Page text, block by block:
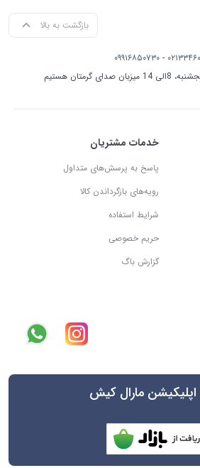
بازگشت به بالا
- ۰۹۹۱۶۸۵۰۷۳۰
خدمات مشتریان
پاسخ به پرسش‌های متداول
رویه‌های بازگرداندن کالا
شرایط استفاده
حریم خصوصی
گزارش باگ
اپلیکیشن مارال کیش